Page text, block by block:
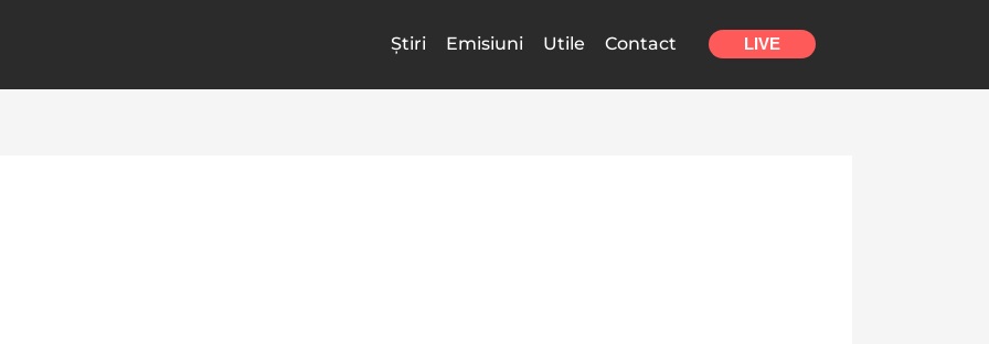
Știri Emisiuni Utile Contact LIVE